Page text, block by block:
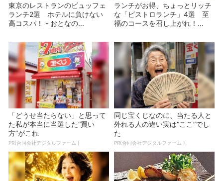
東京のレストランのビュッフェ
ランチ2選 ホテルに負けない
高コスパ！ - おとなの...
ランチがお得、ちょっとリッチ
な「ビストロランチ」4選 至
福のコースを召し上がれ！...
「どうせ当たらない」と思って
た私が本当に当選した“買い
方”がこれ
PR(合同会社デジタルファーム )
同じ宝くじなのに、当たる人と
外れる人の違い実は“ここ”でし
た
PR(合同会社デジタルファーム )